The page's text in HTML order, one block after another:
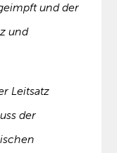
und der
und
Leitsatz
der